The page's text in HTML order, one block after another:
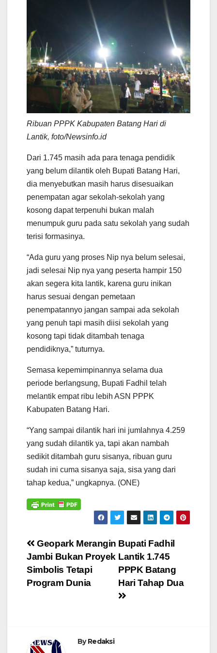
Ribuan PPPK Kabupaten Batang Hari di
Lantik, foto/Newsinfo.id
Dari 1.745 masih ada para tenaga pendidik
yang belum dilantik oleh Bupati Batang Hari,
dia menyebutkan masih harus disesuaikan
penempatan agar sekolah-sekolah yang
kosong dapat terpenuhi bukan malah
menumpuk guru pada satu sekolah yang sudah
terisi formasinya.
“Ada guru yang proses Nip nya belum selesai,
jadi selesai Nip nya yang peserta hampir 150
akan segera kita lantik, karena guru inikan
harus sesuai dengan pemetaan
penempatannyo jangan sampai ada sekolah
yang penuh tapi masih diisi sekolah yang
kosong tapi tidak ditambah tenaga
pendidiknya,” tuturnya.
Semasa kepemimpinannya selama dua
periode berlangsung, Bupati Fadhil telah
melantik empat ribu lebih ASN PPPK
Kabupaten Batang Hari.
“Yang sampai dilantik hari ini jumlahnya 4.259
yang sudah dilantik ya, tapi akan nambah
sedikit ditambah guru sisanya, ribuan guru
sudah ini cuma sisanya saja, sisa yang dari
tahap kedua,” ungkapnya. (ONE)
Navigasi
pos
Bupati Fadhil
Lantik 1.745
PPPK Batang
Hari Tahap Dua
Geopark Merangin
Jambi Bukan Proyek
Simbolis Tetapi
Program Dunia
ByRedaksi